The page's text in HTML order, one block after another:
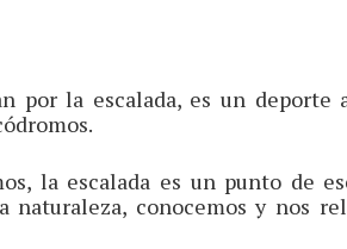
por la escalada, es un deporte
la escalada es un punto de
naturaleza, conocemos y nos